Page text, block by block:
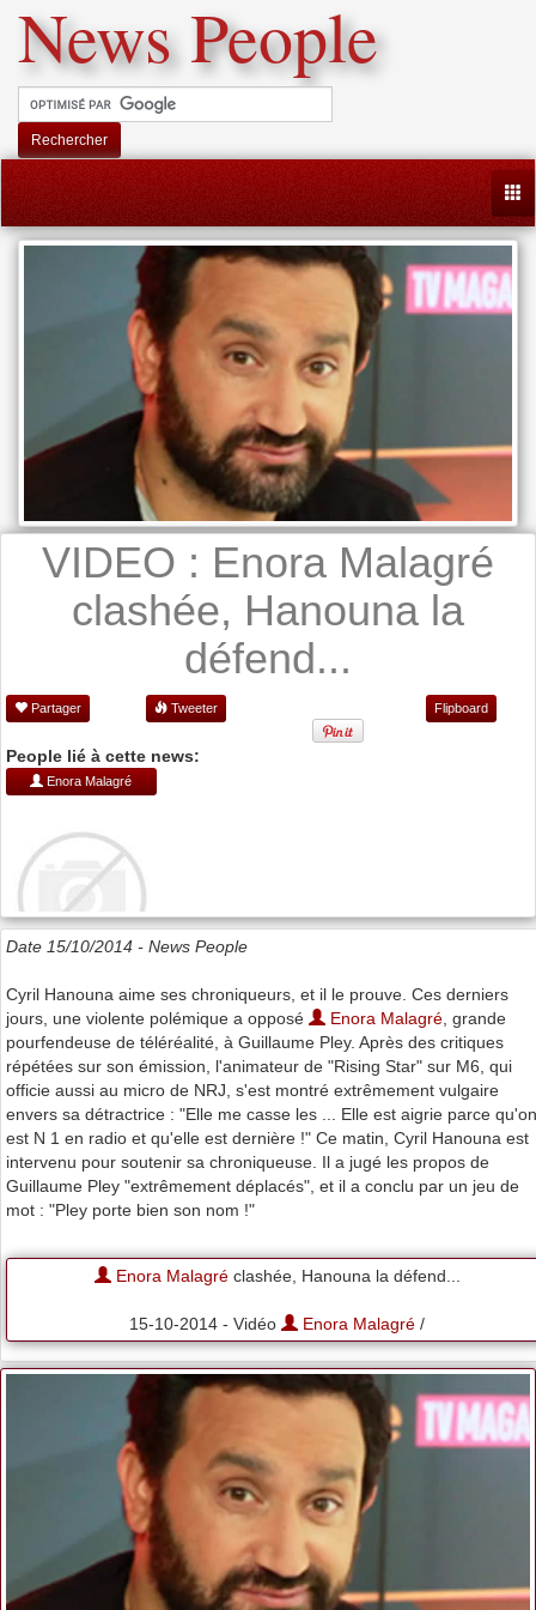
News People
Rechercher
VIDEO : Enora Malagré
clashée, Hanouna la
défend...
Partager Tweeter Flipboard
People lié à cette news:
Enora Malagré
Date 15/10/2014 - News People
Cyril Hanouna aime ses chroniqueurs, et il le prouve. Ces derniers
jours, une violente polémique a opposé
Enora Malagré , grande
pourfendeuse de téléréalité, à Guillaume Pley. Après des critiques
répétées sur son émission, l'animateur de "Rising Star" sur M6, qui
officie aussi au micro de NRJ, s'est montré extrêmement vulgaire
envers sa détractrice : "Elle me casse les ... Elle est aigrie parce qu'on
est N 1 en radio et qu'elle est dernière !" Ce matin, Cyril Hanouna est
intervenu pour soutenir sa chroniqueuse. Il a jugé les propos de
Guillaume Pley "extrêmement déplacés", et il a conclu par un jeu de
mot : "Pley porte bien son nom !"
Enora Malagréclashée, Hanouna la défend...
15-10-2014 - Vidéo Enora Malagré /